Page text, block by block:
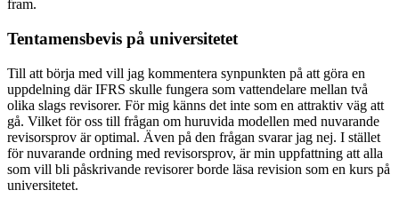
fram.
Tentamensbevis på universitetet
Till att börja med vill jag kommentera synpunkten på att göra en
uppdelning där IFRS skulle fungera som vattendelare mellan två
olika slags revisorer. För mig känns det inte som en attraktiv väg att
gå. Vilket för oss till frågan om huruvida modellen med nuvarande
revisorsprov är optimal. Även på den frågan svarar jag nej. I stället
för nuvarande ordning med revisorsprov, är min uppfattning att alla
som vill bli påskrivande revisorer borde läsa revision som en kurs på
universitetet.